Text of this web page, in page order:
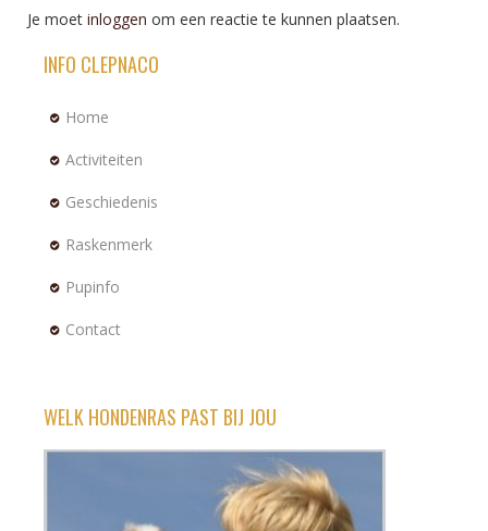
Je moet inloggen om een reactie te kunnen plaatsen.
INFO CLEPNACO
Home
Activiteiten
Geschiedenis
Raskenmerk
Pupinfo
Contact
WELK HONDENRAS PAST BIJ JOU